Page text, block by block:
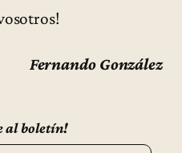
Fernando González
al boletín!